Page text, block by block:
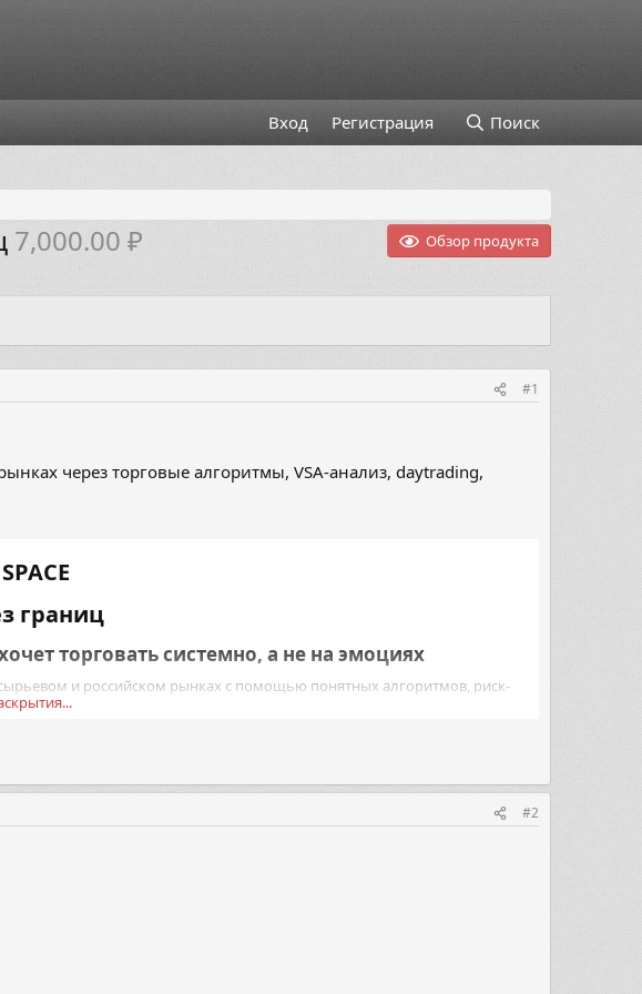
Вход Регистрация Поиск
7,000.00 ₽
Обзор продукта
#1
через торговые алгоритмы, VSA-анализ, daytrading,
границ​
торговать системно, а не на эмоциях​
и российском рынках с помощью понятных алгоритмов, риск-
наставника.​
#2